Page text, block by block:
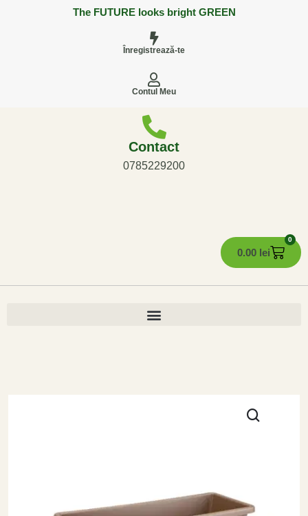
The FUTURE looks bright GREEN
Înregistrează-te
Contul Meu
Contact
0785229200
0.00 lei
0